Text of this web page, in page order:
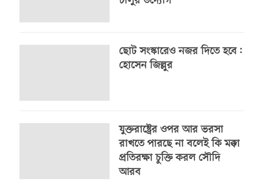
ছোট সংস্কারেও নজর দিতে হবে:
হোসেন জিল্লুর
যুক্তরাষ্ট্রের ওপর আর ভরসা
রাখতে পারছে না বলেই কি মক্কা
প্রতিরক্ষা চুক্তি করল সৌদি
আরব